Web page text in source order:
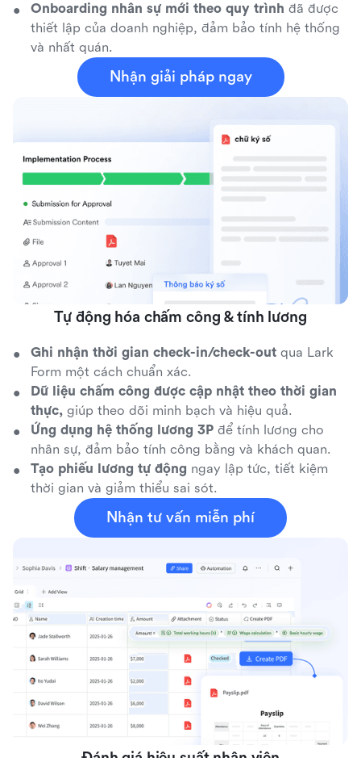
Onboarding nhân sự mới theo quy trình đã được
thiết lập của doanh nghiệp, đảm bảo tính hệ thống
và nhất quán.
Nhận giải pháp ngay
Tự động hóa chấm công & tính lương
Ghi nhận thời gian check-in/check-out qua Lark
Form một cách chuẩn xác.
Dữ liệu chấm công được cập nhật theo thời gian
thực, giúp theo dõi minh bạch và hiệu quả.
Ứng dụng hệ thống lương 3P để tính lương cho
nhân sự, đảm bảo tính công bằng và khách quan.
Tạo phiếu lương tự động ngay lập tức, tiết kiệm
thời gian và giảm thiểu sai sót.
Nhận tư vấn miễn phí